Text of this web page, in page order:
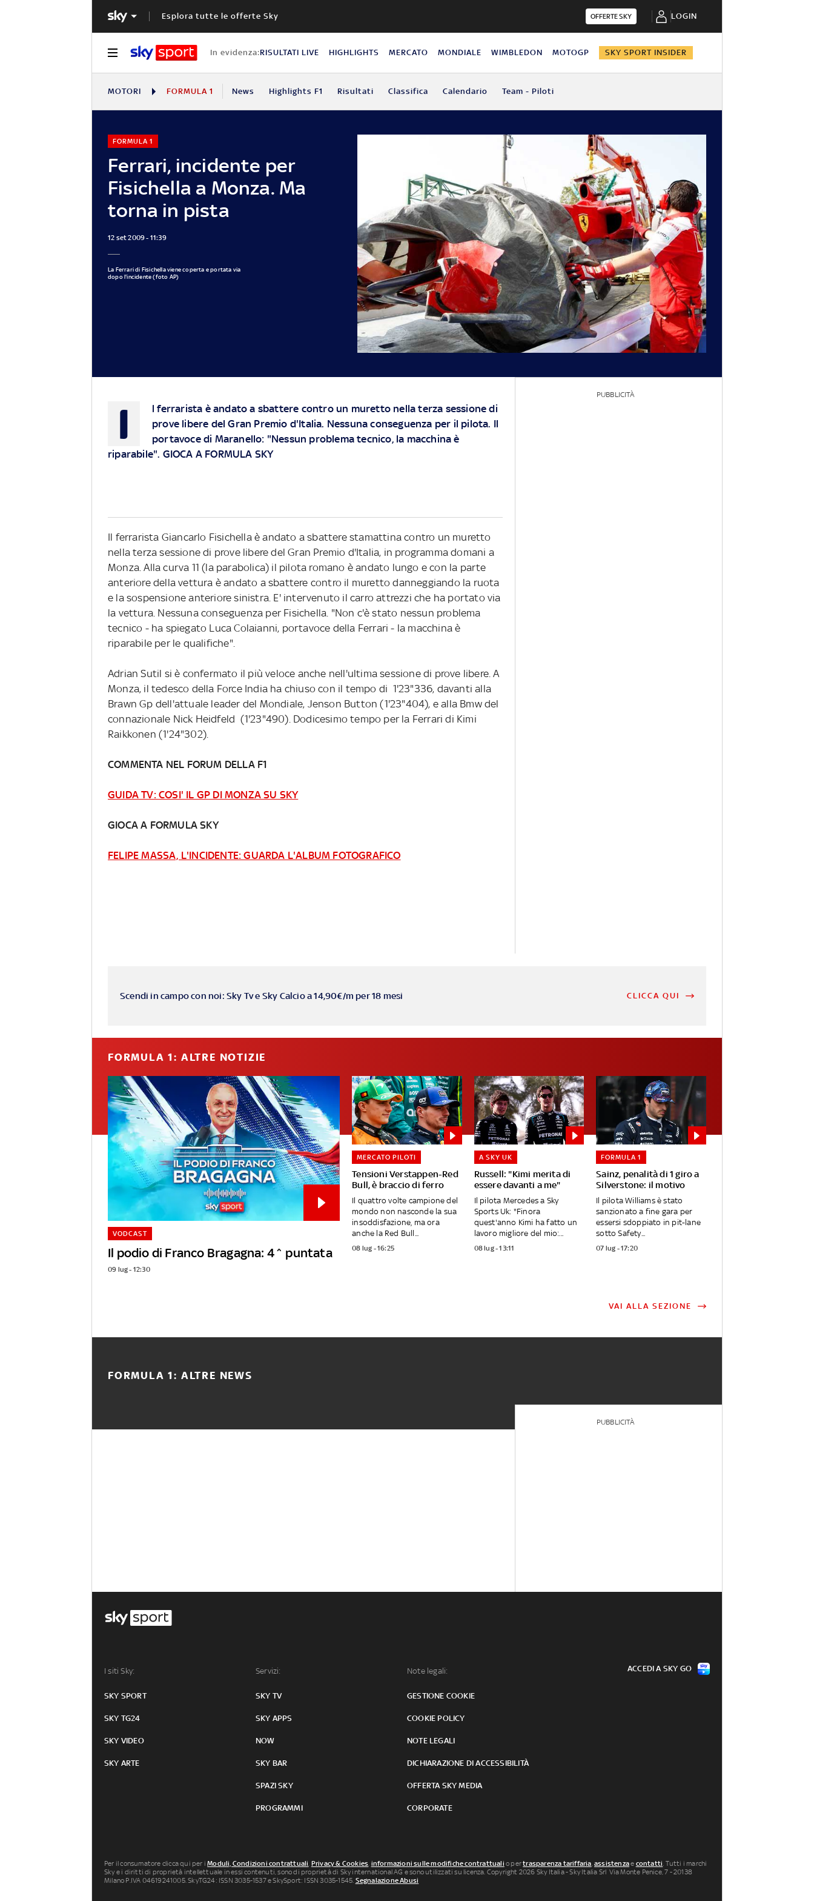
Esplora tutte le offerte Sky OFFERTE SKY LOGIN
In evidenza:RISULTATI LIVE HIGHLIGHTS MERCATO MONDIALE WIMBLEDON MOTOGP SKY SPORT INSIDER
MOTORI FORMULA 1 News Highlights F1 Risultati Classifica Calendario Team - Piloti
Ferrari, incidente per
Fisichella a Monza. Ma
torna in pista
FORMULA 1
12 set 2009 - 11:39
La Ferrari di Fisichella viene coperta e portata via
dopo l'incidente (foto AP)
I
l ferrarista è andato a sbattere contro un muretto nella terza sessione di
prove libere del Gran Premio d'Italia. Nessuna conseguenza per il pilota. Il
portavoce di Maranello: "Nessun problema tecnico, la macchina è
riparabile". GIOCA A FORMULA SKY
Il ferrarista Giancarlo Fisichella è andato a sbattere stamattina contro un muretto
nella terza sessione di prove libere del Gran Premio d'Italia, in programma domani a
Monza. Alla curva 11 (la parabolica) il pilota romano è andato lungo e con la parte
anteriore della vettura è andato a sbattere contro il muretto danneggiando la ruota
e la sospensione anteriore sinistra. E' intervenuto il carro attrezzi che ha portato via
la vettura. Nessuna conseguenza per Fisichella. "Non c'è stato nessun problema
tecnico - ha spiegato Luca Colaianni, portavoce della Ferrari - la macchina è
riparabile per le qualifiche".
Adrian Sutil si è confermato il più veloce anche nell'ultima sessione di prove libere. A
Monza, il tedesco della Force India ha chiuso con il tempo di 1'23"336, davanti alla
Brawn Gp dell'attuale leader del Mondiale, Jenson Button (1'23"404), e alla Bmw del
connazionale Nick Heidfeld (1'23"490). Dodicesimo tempo per la Ferrari di Kimi
Raikkonen (1'24"302).
COMMENTA NEL FORUM DELLA F1
GUIDA TV: COSI' IL GP DI MONZA SU SKY
GIOCA A FORMULA SKY
FELIPE MASSA, L'INCIDENTE: GUARDA L'ALBUM FOTOGRAFICO
PUBBLICITÀ
Scendi in campo con noi: Sky Tv e Sky Calcio a 14,90€/m per 18 mesi CLICCA QUI
FORMULA 1: ALTRE NOTIZIE
Il podio di Franco Bragagna: 4^ puntata
VODCAST
09 lug - 12:30
Tensioni Verstappen-Red
Bull, è braccio di ferro
MERCATO PILOTI
Il quattro volte campione del
mondo non nasconde la sua
insoddisfazione, ma ora
anche la Red Bull...
08 lug - 16:25
Russell: "Kimi merita di
essere davanti a me"
A SKY UK
Il pilota Mercedes a Sky
Sports Uk: "Finora
quest'anno Kimi ha fatto un
lavoro migliore del mio:...
08 lug - 13:11
Sainz, penalità di 1 giro a
Silverstone: il motivo
FORMULA 1
Il pilota Williams è stato
sanzionato a fine gara per
essersi sdoppiato in pit-lane
sotto Safety...
07 lug - 17:20
VAI ALLA SEZIONE
FORMULA 1: ALTRE NEWS
PUBBLICITÀ
I siti Sky:
SKY SPORT
SKY TG24
SKY VIDEO
SKY ARTE
Servizi:
SKY TV
SKY APPS
NOW
SKY BAR
SPAZI SKY
PROGRAMMI
Note legali:
GESTIONE COOKIE
COOKIE POLICY
NOTE LEGALI
DICHIARAZIONE DI ACCESSIBILITÀ
OFFERTA SKY MEDIA
CORPORATE
ACCEDI A SKY GO
Per il consumatore clicca qui per iModuli, Condizioni contrattuali, Privacy & Cookies, informazioni sulle modifiche contrattuali o pertrasparenza tariffaria,assistenzae contatti. Tutti i marchi
Sky e i diritti di proprietà intellettuale in essi contenuti, sono di proprietà di Sky international AG e sono utilizzati su licenza. Copyright 2026 Sky Italia - Sky Italia Srl Via Monte Penice, 7 - 20138
Milano P.IVA 04619241005. SkyTG24: ISSN 3035-1537 e SkySport: ISSN 3035-1545. Segnalazione Abusi